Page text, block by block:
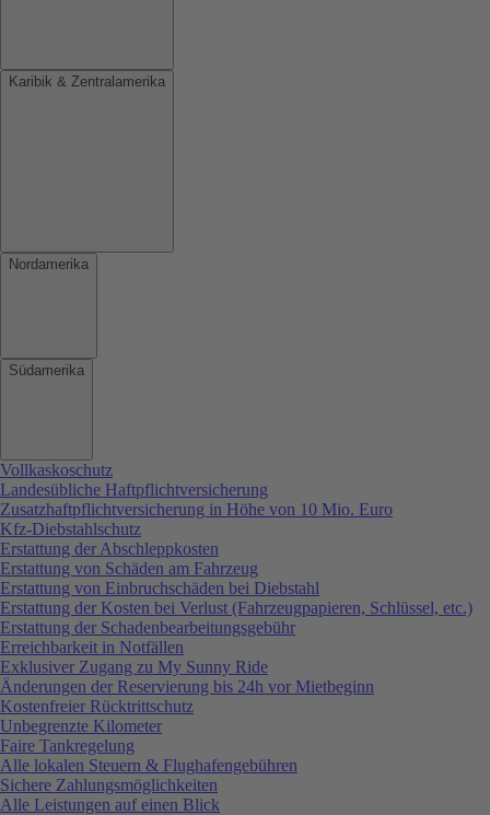
Karibik & Zentralamerika
Nordamerika
Südamerika
Vollkaskoschutz
Landesübliche Haftpflichtversicherung
Zusatzhaftpflichtversicherung in Höhe von 10 Mio. Euro
Kfz-Diebstahlschutz
Erstattung der Abschleppkosten
Erstattung von Schäden am Fahrzeug
Erstattung von Einbruchschäden bei Diebstahl
Erstattung der Kosten bei Verlust (Fahrzeugpapieren, Schlüssel, etc.)
Erstattung der Schadenbearbeitungsgebühr
Erreichbarkeit in Notfällen
Exklusiver Zugang zu My Sunny Ride
Änderungen der Reservierung bis 24h vor Mietbeginn
Kostenfreier Rücktrittschutz
Unbegrenzte Kilometer
Faire Tankregelung
Alle lokalen Steuern & Flughafengebühren
Sichere Zahlungsmöglichkeiten
Alle Leistungen auf einen Blick